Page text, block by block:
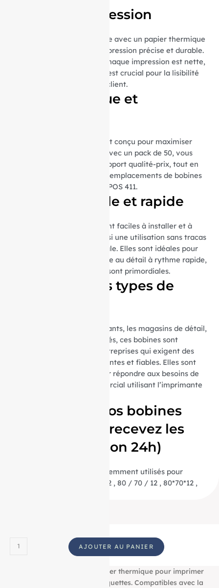
Qualité d’impression
Chaque bobine est fabriquée avec un papier thermique
( 55gr), garantissant une impression précise et durable.
Ca grammage assure que chaque impression est nette,
sans bavures ni flou, ce qui est crucial pour la lisibilité
des reçus et la satisfaction client.
Format pratique et
Le format de ces bobines est conçu pour maximiser
l’efficacité et la durabilité. Avec un pack de 50, vous
bénéficiez d’un excellent rapport qualité-prix, tout en
réduisant la fréquence des remplacements de bobines
dans votre imprimante OKIPOS 411.
Utilisation facile et rapide
Les rouleaux thermiques sont faciles à installer et à
remplacer, garantissant ainsi une utilisation sans tracas
et une maintenance minimale. Elles sont idéales pour
les environnements de vente au détail à rythme rapide,
où l’efficacité et la rapidité sont primordiales.
Idéal pour tous types de
Que ce soit pour les restaurants, les magasins de détail,
les supermarchés ou les cafés, ces bobines sont
parfaites pour toutes les entreprises qui exigent des
impressions de reçus fréquentes et fiables. Elles sont
spécialement adaptées pour répondre aux besoins de
tout environnement commercial utilisant l’imprimante
Commandez vos bobines
aujourd’hui et recevez les
demain (livraison 24h)
(Termes de recherche fréquemment utilisés pour
trouver ce produit : 80/70/12 , 80 / 70 / 12 , 80*70*12 ,
AJOUTER AU PANIER
Découvrez notre bobine papier thermique pour imprimer
tous vos tickets, reçus, et étiquettes. Compatibles avec la